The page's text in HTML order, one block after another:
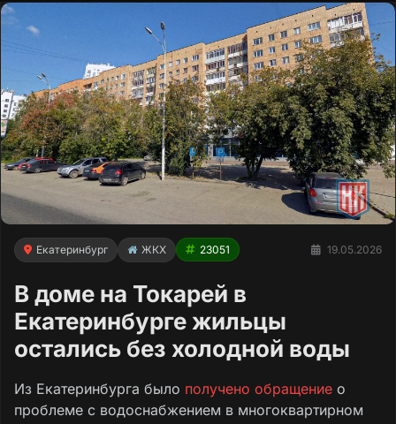
Екатеринбург ЖКХ 23051 19.05.2026
В доме на Токарей в
Екатеринбурге жильцы
остались без холодной воды
Из Екатеринбурга было получено обращение о
проблеме с водоснабжением в многоквартирном